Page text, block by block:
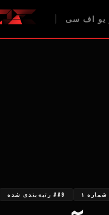
یو اف سی
۱ ##9 رتبه‌بندی شده